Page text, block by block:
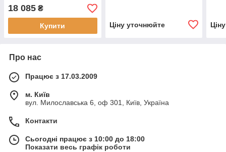
18 085 ₴
Купити Ціну уточнюйте
Про нас
Працює з 17.03.2009
м. Київ
вул. Милославська 6, оф 301, Київ, Україна
Контакти
Сьогодні працює з 10:00 до 18:00
Показати весь графік роботи